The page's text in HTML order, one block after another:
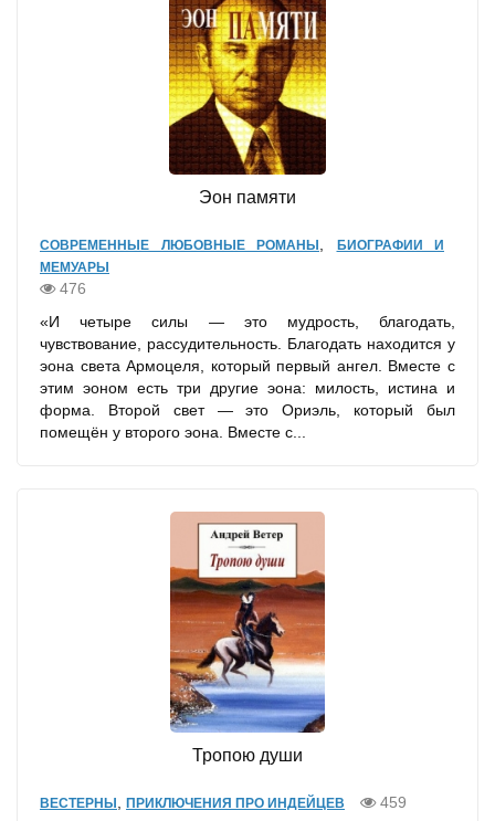
Эон памяти
СОВРЕМЕННЫЕ ЛЮБОВНЫЕ РОМАНЫ
БИОГРАФИИ И
МЕМУАРЫ
476
«И четыре силы — это мудрость, благодать,
чувствование, рассудительность. Благодать находится у
эона света Армоцеля, который первый ангел. Вместе с
этим эоном есть три другие эона: милость, истина и
форма. Второй свет — это Ориэль, который был
помещён у второго эона. Вместе с...
Тропою души
ВЕСТЕРНЫ ПРИКЛЮЧЕНИЯ ПРО ИНДЕЙЦЕВ
459